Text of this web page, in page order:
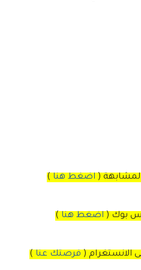
( اضغط هنا )
بوك ( اضغط هنا )
الانستغرام ( فرصتك عنا )